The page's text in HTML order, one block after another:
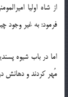
از شاه اولیا
فرمود: به غیر وجود
اما در باب شیوه
مُهر کردند و دهانش